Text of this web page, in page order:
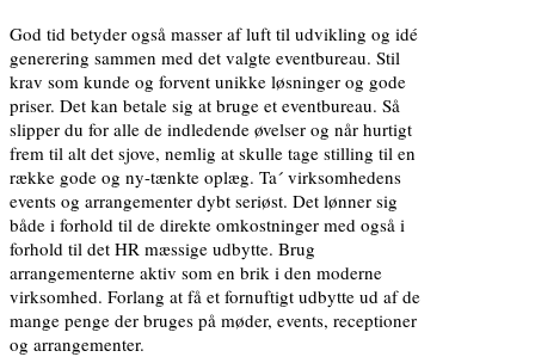
God tid betyder også masser af luft til udvikling og idé
generering sammen med det valgte eventbureau. Stil
krav som kunde og forvent unikke løsninger og gode
priser. Det kan betale sig at bruge et eventbureau. Så
slipper du for alle de indledende øvelser og når hurtigt
frem til alt det sjove, nemlig at skulle tage stilling til en
række gode og ny-tænkte oplæg. Ta´ virksomhedens
events og arrangementer dybt seriøst. Det lønner sig
både i forhold til de direkte omkostninger med også i
forhold til det HR mæssige udbytte. Brug
arrangementerne aktiv som en brik i den moderne
virksomhed. Forlang at få et fornuftigt udbytte ud af de
mange penge der bruges på møder, events, receptioner
og arrangementer.